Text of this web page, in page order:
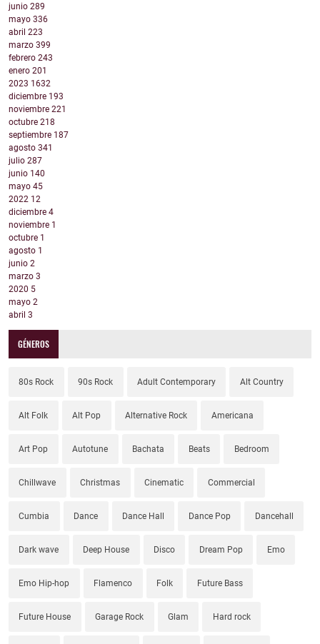
junio 289
mayo 336
abril 223
marzo 399
febrero 243
enero 201
2023 1632
diciembre 193
noviembre 221
octubre 218
septiembre 187
agosto 341
julio 287
junio 140
mayo 45
2022 12
diciembre 4
noviembre 1
octubre 1
agosto 1
junio 2
marzo 3
2020 5
mayo 2
abril 3
GÉNEROS
80s Rock 90s Rock Adult Contemporary Alt Country
Alt Folk Alt Pop Alternative Rock Americana
Art Pop Autotune Bachata Beats Bedroom
Chillwave Christmas Cinematic Commercial
Cumbia Dance Dance Hall Dance Pop Dancehall
Dark wave Deep House Disco Dream Pop Emo
Emo Hip-hop Flamenco Folk Future Bass
Future House Garage Rock Glam Hard rock